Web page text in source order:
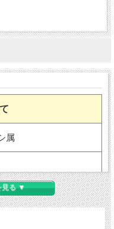
属
内不可）
見る ▼